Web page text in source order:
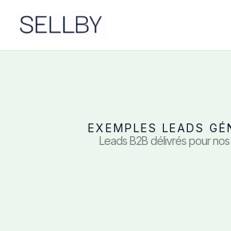
EXEMPLES LEADS
Leads B2B délivrés pour nos